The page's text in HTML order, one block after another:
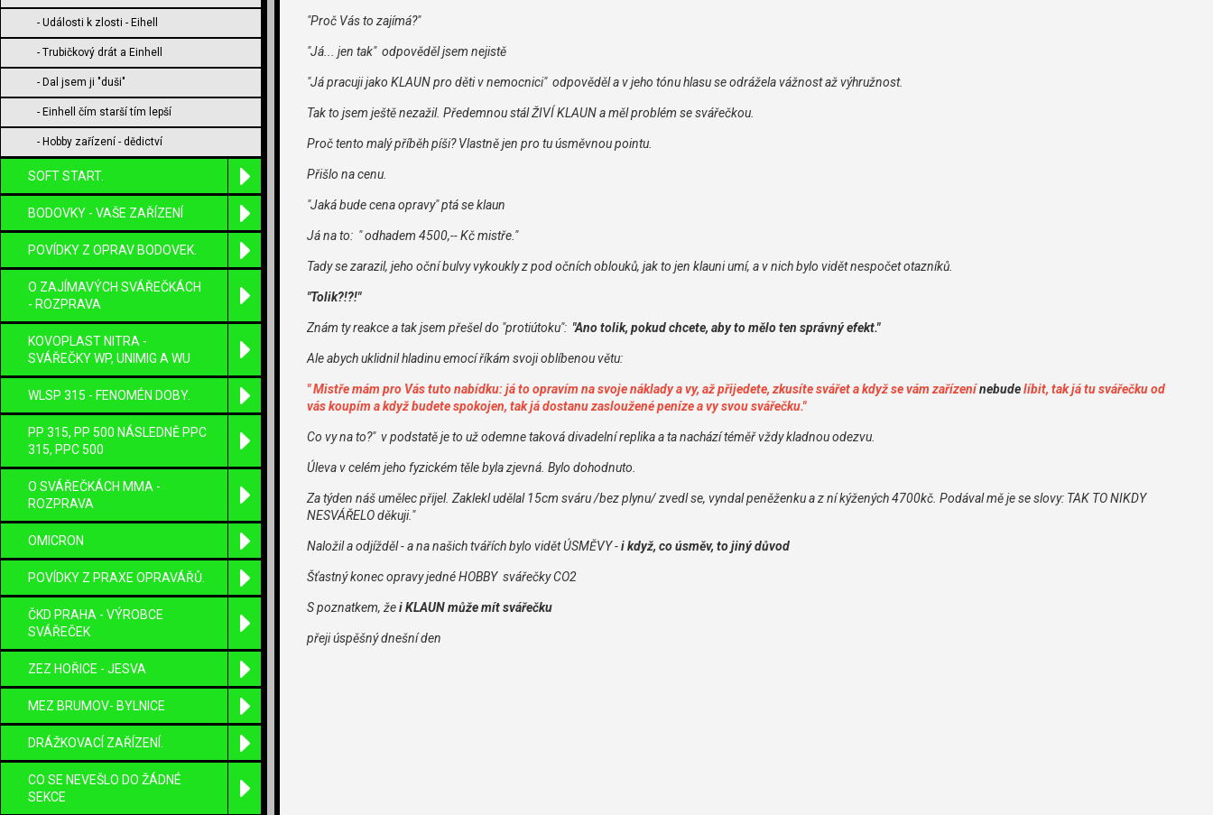
- Události k zlosti - Eihell
- Trubičkový drát a Einhell
- Dal jsem ji "duši"
- Einhell čím starší tím lepší
- Hobby zařízení - dědictví
SOFT START.
BODOVKY - VAŠE ZAŘÍZENÍ
POVÍDKY Z OPRAV BODOVEK.
O ZAJÍMAVÝCH SVÁŘEČKÁCH
- ROZPRAVA
KOVOPLAST NITRA -
SVÁŘEČKY WP, UNIMIG A WU
WLSP 315 - FENOMÉN DOBY.
PP 315, PP 500 NÁSLEDNĚ PPC
315, PPC 500
O SVÁŘEČKÁCH MMA -
ROZPRAVA
OMICRON
POVÍDKY Z PRAXE OPRAVÁŘŮ.
ČKD PRAHA - VÝROBCE
SVÁŘEČEK
ZEZ HOŘICE - JESVA
MEZ BRUMOV- BYLNICE
DRÁŽKOVACÍ ZAŘÍZENÍ.
CO SE NEVEŠLO DO ŽÁDNÉ
SEKCE
"Proč Vás to zajímá?"
"Já... jen tak" odpověděl jsem nejistě
"Já pracuji jako KLAUN pro děti v nemocnici" odpověděl a v jeho tónu hlasu se odrážela vážnost až výhružnost.
Tak to jsem ještě nezažil. Předemnou stál ŽIVÍ KLAUN a měl problém se svářečkou.
Proč tento malý příběh píši? Vlastně jen pro tu úsměvnou pointu.
Přišlo na cenu.
"Jaká bude cena opravy" ptá se klaun
Já na to: " odhadem 4500,-- Kč mistře."
Tady se zarazil, jeho oční bulvy vykoukly z pod očních oblouků, jak to jen klauni umí, a v nich bylo vidět nespočet otazníků.
"Tolik?!?!"
Znám ty reakce a tak jsem přešel do "protiútoku": "Ano tolik, pokud chcete, aby to mělo ten správný efekt."
Ale abych uklidnil hladinu emocí říkám svoji oblíbenou větu:
" Mistře mám pro Vás tuto nabídku: já to opravím na svoje náklady a vy, až přijedete, zkusíte svářet a když se vám zařízenínebudelíbit, tak já tu svářečku od
vás koupím a když budete spokojen, tak já dostanu zasloužené peníze a vy svou svářečku."
Co vy na to?" v podstatě je to už odemne taková divadelní replika a ta nachází téměř vždy kladnou odezvu.
Úleva v celém jeho fyzickém těle byla zjevná. Bylo dohodnuto.
Za týden náš umělec přijel. Zaklekl udělal 15cm sváru /bez plynu/ zvedl se, vyndal peněženku a z ní kýžených 4700kč. Podával mě je se slovy: TAK TO NIKDY
NESVÁŘELO děkuji."
Naložil a odjížděl - a na našich tvářích bylo vidět ÚSMĚVY -i když, co úsměv, to jiný důvod
Šťastný konec opravy jedné HOBBY svářečky CO2
S poznatkem, žei KLAUN může mít svářečku
přeji úspěšný dnešní den